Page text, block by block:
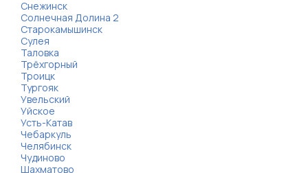
Снежинск
Солнечная Долина 2
Старокамышинск
Сулея
Таловка
Трёхгорный
Троицк
Тургояк
Увельский
Уйское
Усть-Катав
Чебаркуль
Челябинск
Чудиново
Шахматово